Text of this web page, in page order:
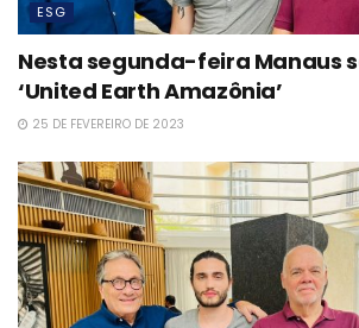
ESG
Nesta segunda-feira Manaus
‘United Earth Amazônia’
25 DE FEVEREIRO DE 2023